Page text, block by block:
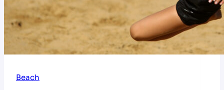
Beach